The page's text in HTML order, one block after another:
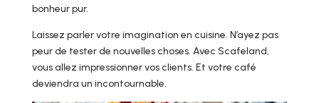
bonheur pur.
Laissez parler votre imagination en cuisine. N’ayez pas
peur de tester de nouvelles choses. Avec Scafeland,
vous allez impressionner vos clients. Et votre café
deviendra un incontournable.